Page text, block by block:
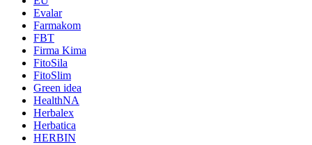
Evalar
Farmakom
FBT
Firma Kima
FitoSila
FitoSlim
Green idea
HealthNA
Herbalex
Herbatica
HERBIN